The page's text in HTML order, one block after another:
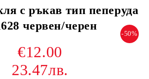
с ръкав тип пеперуда
червен/черен
-50%
€12.00
23.47лв.